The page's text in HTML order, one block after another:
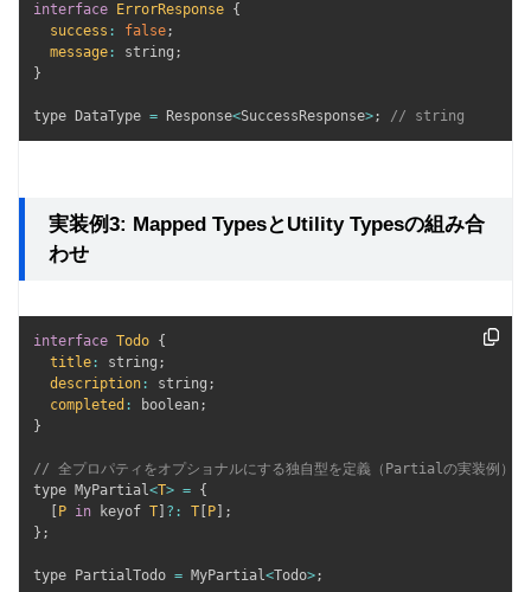
interface ErrorResponse {
success : false;
message : string ;
}
type DataType = Response<SuccessResponse>; // string
実装例3: Mapped TypesとUtility Typesの組み合
わせ
interface Todo {
title : string ;
description : string ;
completed : boolean;
}
// 全プロパティをオプショナルにする独自型を定義（Partialの実装例）
type MyPartial<T> = {
P in keyof T ? : T P
;
} ;
type PartialTodo = MyPartial<Todo>;